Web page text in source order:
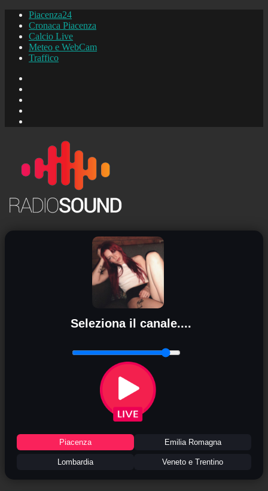
Piacenza24
Cronaca Piacenza
Calcio Live
Meteo e WebCam
Traffico
Seleziona il canale....
Piacenza Emilia Romagna
Lombardia Veneto e Trentino